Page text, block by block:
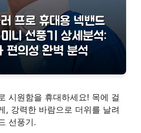
시원함을 휴대하세요! 목에 걸
, 강력한 바람으로 더위를 날려
선풍기.